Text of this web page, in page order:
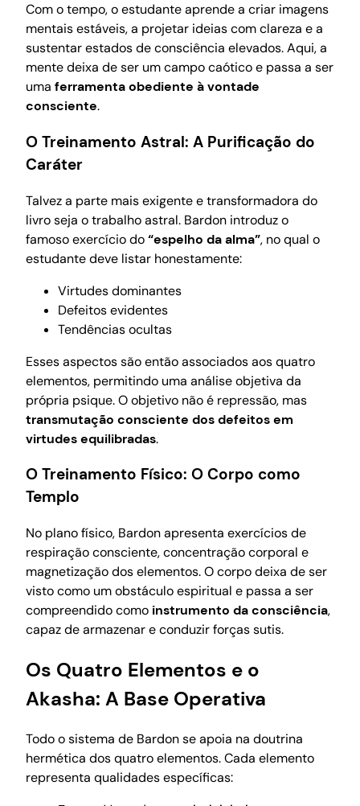
Com o tempo, o estudante aprende a criar imagens
mentais estáveis, a projetar ideias com clareza e a
sustentar estados de consciência elevados. Aqui, a
mente deixa de ser um campo caótico e passa a ser
uma ferramenta obediente à vontade
consciente.
O Treinamento Astral: A Purificação do
Caráter
Talvez a parte mais exigente e transformadora do
livro seja o trabalho astral. Bardon introduz o
famoso exercício do“espelho da alma”, no qual o
estudante deve listar honestamente:
Virtudes dominantes
Defeitos evidentes
Tendências ocultas
Esses aspectos são então associados aos quatro
elementos, permitindo uma análise objetiva da
própria psique. O objetivo não é repressão, mas
transmutação consciente dos defeitos em
virtudes equilibradas.
O Treinamento Físico: O Corpo como
Templo
No plano físico, Bardon apresenta exercícios de
respiração consciente, concentração corporal e
magnetização dos elementos. O corpo deixa de ser
visto como um obstáculo espiritual e passa a ser
compreendido como instrumento da consciência,
capaz de armazenar e conduzir forças sutis.
Os Quatro Elementos e o
Akasha: A Base Operativa
Todo o sistema de Bardon se apoia na doutrina
hermética dos quatro elementos. Cada elemento
representa qualidades específicas: